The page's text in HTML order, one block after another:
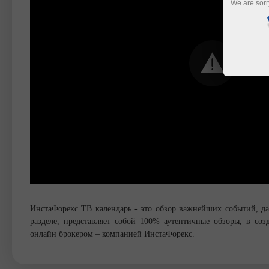
ИнстаФорекс ТВ календарь - это обзор важнейших событий,
разделе, представляет собой 100% аутентичные обзоры, в
онлайн брокером – компанией ИнстаФорекс.
We are